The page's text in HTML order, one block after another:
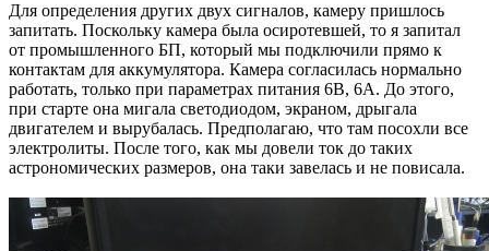
Для определения других двух сигналов, камеру пришлось
запитать. Поскольку камера была осиротевшей, то я запитал
от промышленного БП, который мы подключили прямо к
контактам для аккумулятора. Камера согласилась нормально
работать, только при параметрах питания 6В, 6А. До этого,
при старте она мигала светодиодом, экраном, дрыгала
двигателем и вырубалась. Предполагаю, что там посохли все
электролиты. После того, как мы довели ток до таких
астрономических размеров, она таки завелась и не повисала.